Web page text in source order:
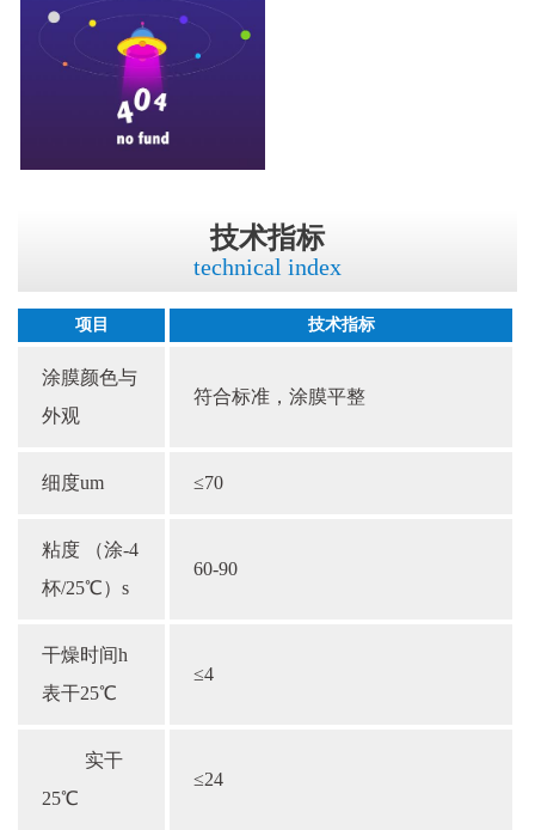
技术指标
technical index
项目 技术指标
涂膜颜色与
外观
符合标准，涂膜平整
细度um ≤70
粘度 （涂-4
杯/25℃）s
60-90
干燥时间h
表干25℃
≤4
实干
25℃
≤24